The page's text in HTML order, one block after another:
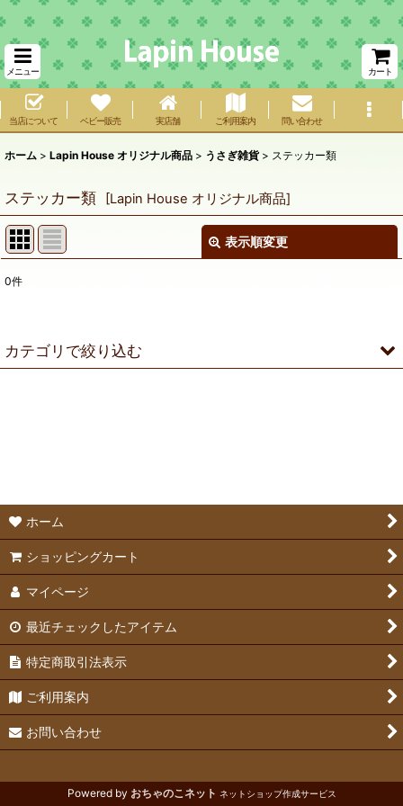
メニュー カート
当店について ベビー販売 実店舗 ご利用案内 問い合わせ
ホーム > Lapin House オリジナル商品 > うさぎ雑貨 > ステッカー類
ステッカー類 [Lapin House オリジナル商品]
表示順変更
0件
カテゴリで絞り込む
アメリカ雑貨
アーティストグッズ
ホーム
ショッピングカート
マイページ
最近チェックしたアイテム
特定商取引法表示
ご利用案内
お問い合わせ
Powered by おちゃのこネット ネットショップ作成サービス